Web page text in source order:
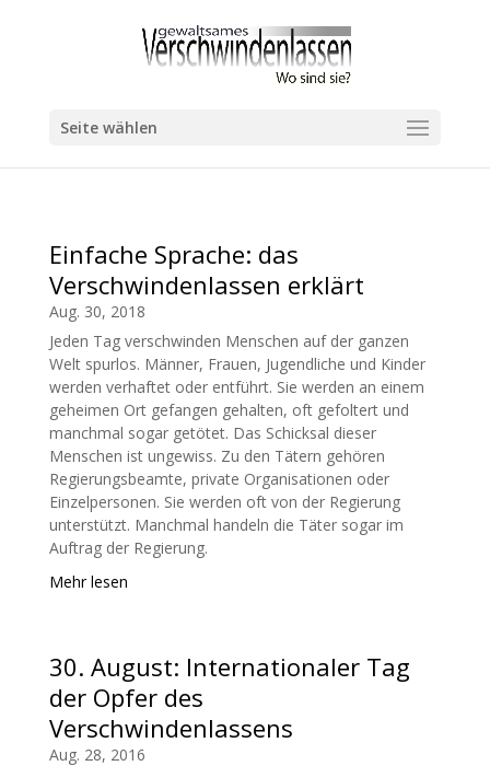
Seite wählen
Einfache Sprache: das
Verschwindenlassen erklärt
Aug. 30, 2018
Jeden Tag verschwinden Menschen auf der ganzen
Welt spurlos. Männer, Frauen, Jugendliche und Kinder
werden verhaftet oder entführt. Sie werden an einem
geheimen Ort gefangen gehalten, oft gefoltert und
manchmal sogar getötet. Das Schicksal dieser
Menschen ist ungewiss. Zu den Tätern gehören
Regierungsbeamte, private Organisationen oder
Einzelpersonen. Sie werden oft von der Regierung
unterstützt. Manchmal handeln die Täter sogar im
Auftrag der Regierung.
Mehr lesen
30. August: Internationaler Tag
der Opfer des
Verschwindenlassens
Aug. 28, 2016